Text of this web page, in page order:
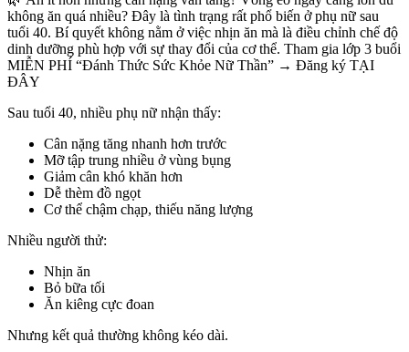
không ăn quá nhiều? Đây là tình trạng rất phổ biến ở phụ nữ sau
tuổi 40. Bí quyết không nằm ở việc nhịn ăn mà là điều chỉnh chế độ
dinh dưỡng phù hợp với sự thay đổi của cơ thể. Tham gia lớp 3 buổi
MIỄN PHÍ “Đánh Thức Sức Khỏe Nữ Thần” → Đăng ký TẠI
ĐÂY
Sau tuổi 40, nhiều phụ nữ nhận thấy:
Cân nặng tăng nhanh hơn trước
Mỡ tập trung nhiều ở vùng bụng
Giảm cân khó khăn hơn
Dễ thèm đồ ngọt
Cơ thể chậm chạp, thiếu năng lượng
Nhiều người thử:
Nhịn ăn
Bỏ bữa tối
Ăn kiêng cực đoan
Nhưng kết quả thường không kéo dài.